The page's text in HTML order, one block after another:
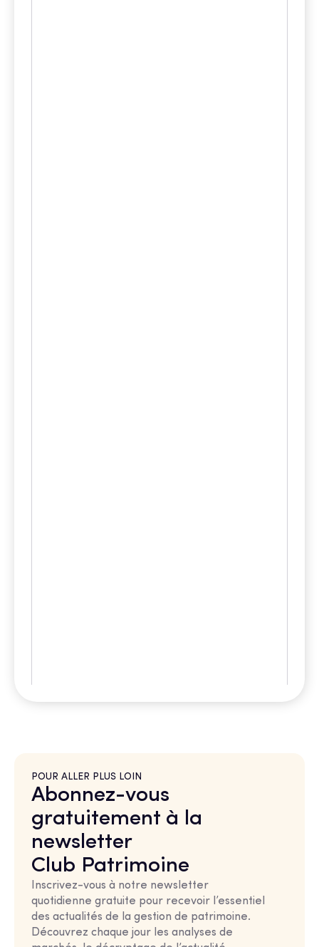
POUR ALLER PLUS LOIN
Abonnez-vous
gratuitement à la
newsletter
Club Patrimoine
Inscrivez-vous à notre newsletter
quotidienne gratuite pour recevoir l’essentiel
des actualités de la gestion de patrimoine.
Découvrez chaque jour les analyses de